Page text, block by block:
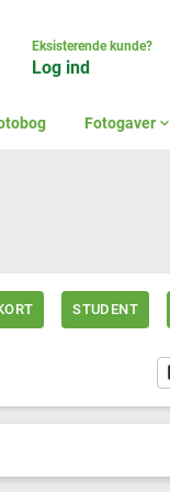
Eksisterende kunde?
Log ind
Fotogaver expand_more
STUDENT